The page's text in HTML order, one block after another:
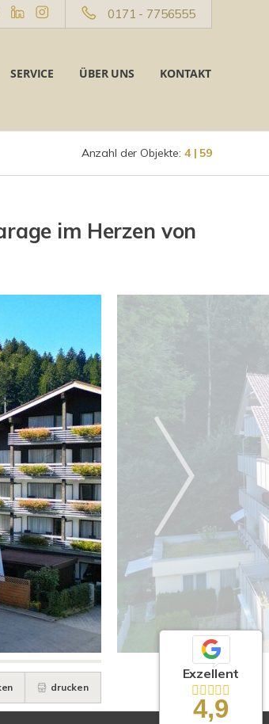
0171 - 7756555
SERVICE ÜBER UNS KONTAKT
Anzahl der Objekte: 4 | 59
im Herzen von
drucken
Exzellent
4,9